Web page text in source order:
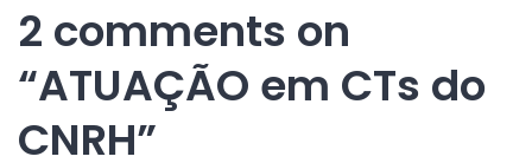
2 comments on
“ATUAÇÃO em CTs do
CNRH”